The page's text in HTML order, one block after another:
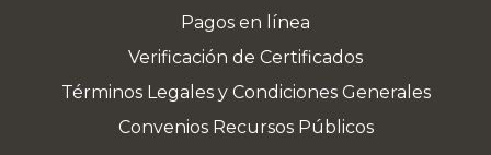
Pagos en línea
Verificación de Certificados
Términos Legales y Condiciones Generales
Convenios Recursos Públicos